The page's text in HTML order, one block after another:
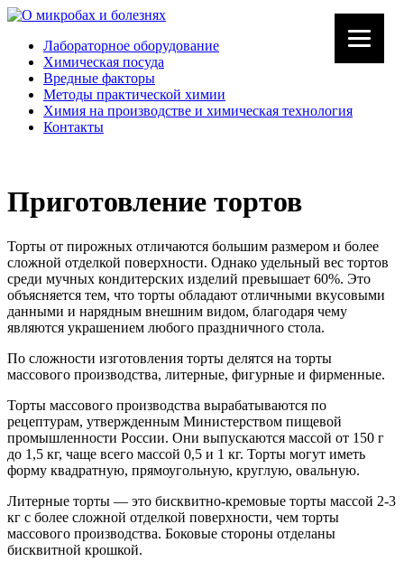
Лабораторное оборудование
Химическая посуда
Вредные факторы
Методы практической химии
Химия на производстве и химическая технология
Контакты
Приготовление тортов
Торты от пирожных отличаются большим размером и более
сложной отделкой поверхности. Однако удельный вес тортов
среди мучных кондитерских изделий превышает 60%. Это
объясняется тем, что торты обладают отличными вкусовыми
данными и нарядным внешним видом, благодаря чему
являются украшением любого праздничного стола.
По сложности изготовления торты делятся на торты
массового производства, литерные, фигурные и фирменные.
Торты массового производства вырабатываются по
рецептурам, утвержденным Министерством пищевой
промышленности России. Они выпускаются массой от 150 г
до 1,5 кг, чаще всего массой 0,5 и 1 кг. Торты могут иметь
форму квадратную, прямоугольную, круглую, овальную.
Литерные торты — это бисквитно-кремовые торты массой 2-3
кг с более сложной отделкой поверхности, чем торты
массового производства. Боковые стороны отделаны
бисквитной крошкой.